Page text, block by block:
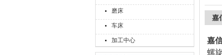
磨床
车床
加工中心
嘉
嘉
螺